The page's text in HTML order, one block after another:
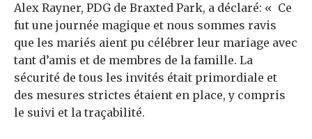
Alex Rayner, PDG de Braxted Park, a déclaré: « Ce
fut une journée magique et nous sommes ravis
que les mariés aient pu célébrer leur mariage avec
tant d’amis et de membres de la famille. La
sécurité de tous les invités était primordiale et
des mesures strictes étaient en place, y compris
le suivi et la traçabilité.